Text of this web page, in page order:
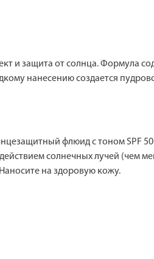
и защита от солнца. Формула
нанесению создается
флюид с тоном SPF
солнечных лучей (чем
на здоровую кожу.